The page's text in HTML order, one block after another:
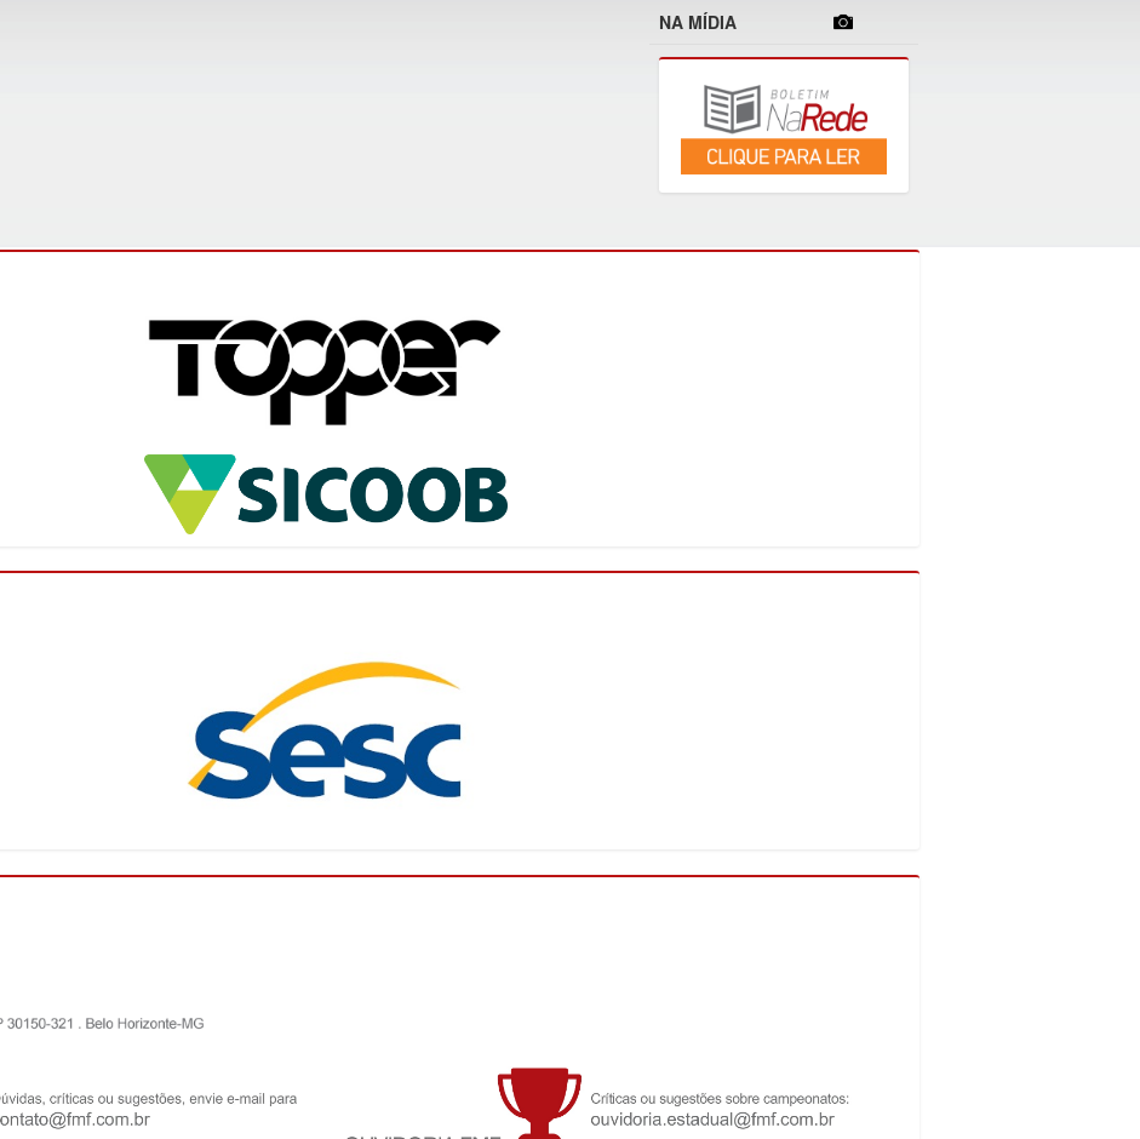
Federação abre inscrições para os
interessados em participar do Campeonato
Mineiro Feminino Sub-17
A Federação Mineira de Futebol (FMF) comunica que
estão abertas as inscrições para o Campeonato
interessados em participar desta...Leia mais
arbitragem para o Campeonato Mineiro
(FMF) deu início, nesta quarta-feira (27/05), a um
Leia mais
FMF convoca clubes para o Conselho
Técnico do Campeonato Mineiro Sicoob 2026
convocação dos clubes abaixo relacionados para a
NA MÍDIA